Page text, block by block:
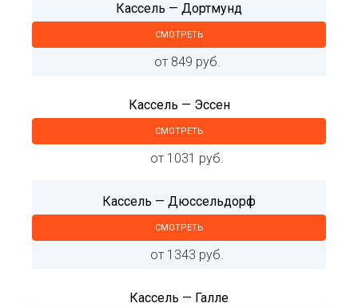
Кассель — Дортмунд
СМОТРЕТЬ
от 849 руб.
Кассель — Эссен
СМОТРЕТЬ
от 1031 руб.
Кассель — Дюссельдорф
СМОТРЕТЬ
от 1343 руб.
Кассель — Галле